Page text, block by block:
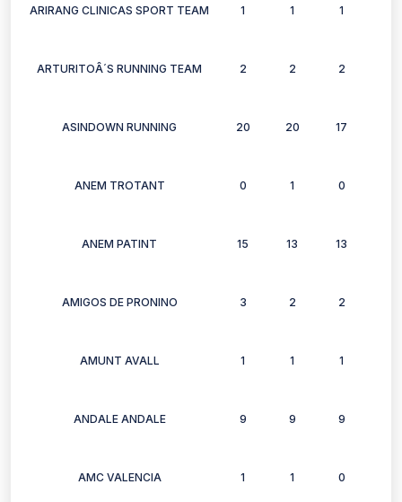
ARIRANG CLINICAS SPORT TEAM 1 1 1
ARTURITOÂ´S RUNNING TEAM 2 2 2
ASINDOWN RUNNING 20 20 17
ANEM TROTANT 0 1 0
ANEM PATINT 15 13 13
AMIGOS DE PRONINO 3 2 2
AMUNT AVALL 1 1 1
ANDALE ANDALE 9 9 9
AMC VALENCIA 1 1 0